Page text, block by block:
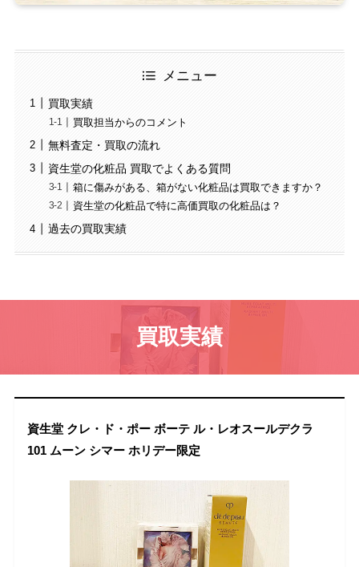
メニュー
買取実績
買取担当からのコメント
無料査定・買取の流れ
資生堂の化粧品 買取でよくある質問
箱に傷みがある、箱がない化粧品は買取できますか？
資生堂の化粧品で特に高価買取の化粧品は？
過去の買取実績
買取実績
資生堂 クレ・ド・ポー ボーテ ル・レオスールデクラ
101 ムーン シマー ホリデー限定